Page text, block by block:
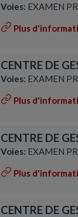
Voies: EXAMEN
Plus
CENTRE DE
Voies: EXAMEN
Plus
CENTRE DE
Voies: EXAMEN
Plus
CENTRE DE